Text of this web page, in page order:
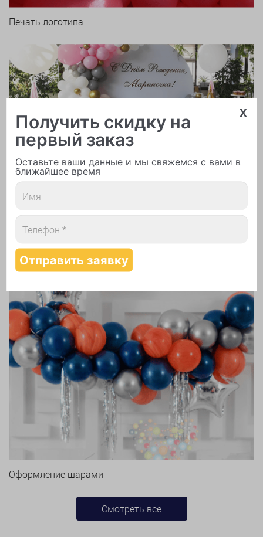
Печать логотипа
Арки и гирлянды из шаров
Надутие шаров гелием
Оформление шарами
Смотреть все
x
Получить скидку на
первый заказ
Оставьте ваши данные и мы свяжемся с вами в
ближайшее время